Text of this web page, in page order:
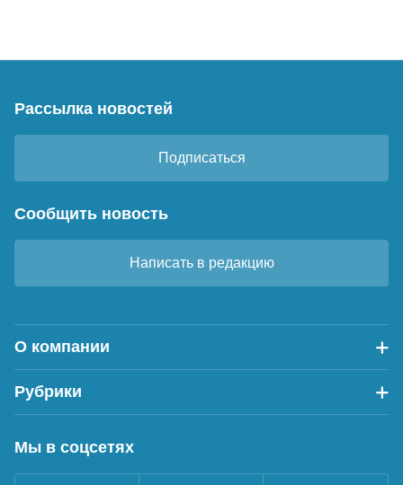
Рассылка новостей
Подписаться
Сообщить новость
Написать в редакцию
О компании
Рубрики
Мы в соцсетях